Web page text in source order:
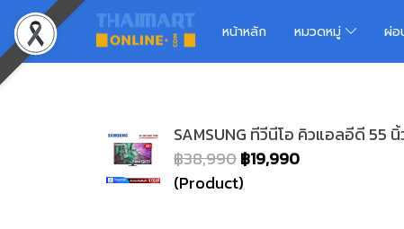
หน้าหลัก หมวดหมู่ ผ่อ
SAMSUNG ทีวีนีโอ คิวแอลอีดี 55
฿38,990฿19,990
(Product)